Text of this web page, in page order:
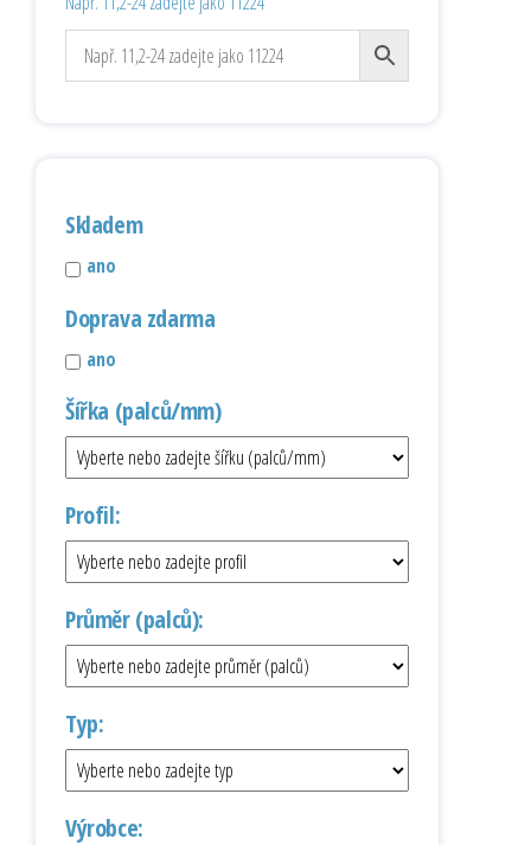
Skladem
ano
Doprava zdarma
ano
Šířka (palců/mm)
Profil:
Průměr (palců):
Typ:
Výrobce: